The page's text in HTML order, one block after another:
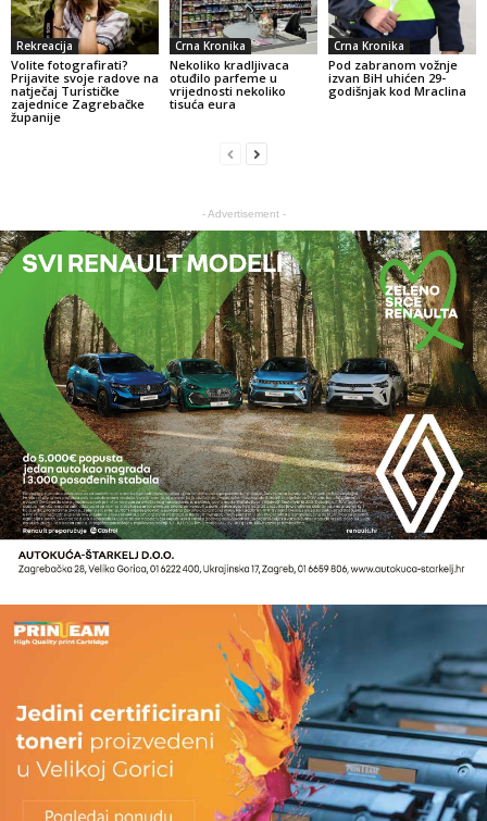
Rekreacija
Volite fotografirati?
Prijavite svoje radove na
natječaj Turističke
zajednice Zagrebačke
županije
Crna Kronika
Nekoliko kradljivaca
otuđilo parfeme u
vrijednosti nekoliko
tisuća eura
Crna Kronika
Pod zabranom vožnje
izvan BiH uhićen 29-
godišnjak kod Mraclina
- Advertisement -